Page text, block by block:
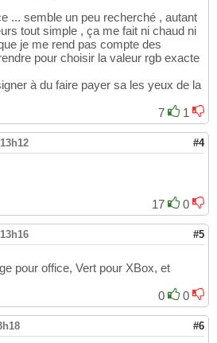
... semble un peu recherché , autant
tout simple , ça me fait ni chaud ni
je me rend pas compte des
pour choisir la valeur rgb exacte
à du faire payer sa les yeux de la
7
1
#4
17 0
#5
pour office, Vert pour XBox, et
0
0
#6